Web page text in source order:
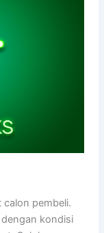
calon pembeli.
kondisi